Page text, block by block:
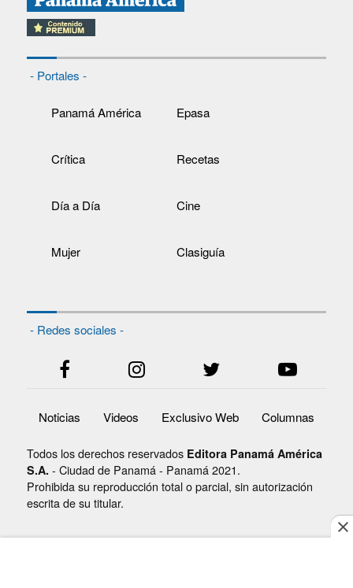
- Portales -
Panamá América Epasa
Crítica Recetas
Día a Día Cine
Mujer Clasiguía
- Redes sociales -
Noticias Videos Exclusivo Web Columnas
Todos los derechos reservados Editora Panamá América
S.A. - Ciudad de Panamá - Panamá 2021.
Prohibida su reproducción total o parcial, sin autorización
escrita de su titular.